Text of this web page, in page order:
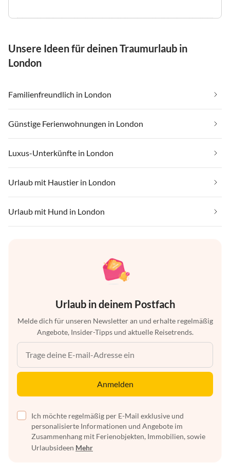
Unsere Ideen für deinen Traumurlaub in
London
Familienfreundlich in London
Günstige Ferienwohnungen in London
Luxus-Unterkünfte in London
Urlaub mit Haustier in London
Urlaub mit Hund in London
Urlaub in deinem Postfach
Melde dich für unseren Newsletter an und erhalte regelmäßig
Angebote, Insider-Tipps und aktuelle Reisetrends.
Anmelden
Ich möchte regelmäßig per E-Mail exklusive und
personalisierte Informationen und Angebote im
Zusammenhang mit Ferienobjekten, Immobilien, sowie
Urlaubsideen Mehr